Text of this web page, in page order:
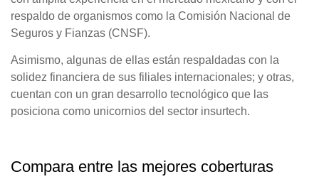
respaldo de organismos como la Comisión Nacional de
Seguros y Fianzas (CNSF).
Asimismo, algunas de ellas están respaldadas con la
solidez financiera de sus filiales internacionales; y otras,
cuentan con un gran desarrollo tecnológico que las
posiciona como unicornios del sector insurtech.
Compara entre las mejores coberturas